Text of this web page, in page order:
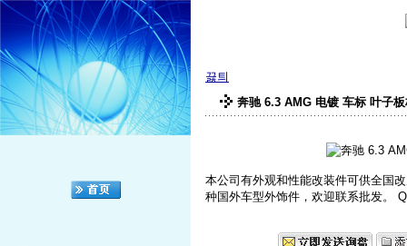
끓틔
奔驰 6.3 AMG 电镀 车标 叶子
本公司有外观和性能改装件可供全国
种国外车型外饰件，欢迎联系批发。